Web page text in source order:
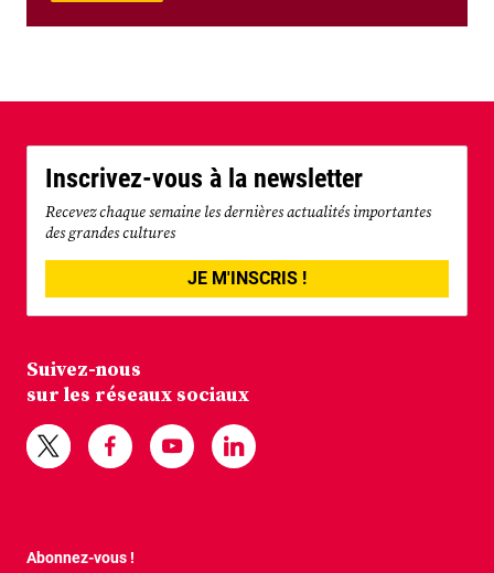
Inscrivez-vous à la newsletter
Recevez chaque semaine les dernières actualités importantes
des grandes cultures
JE M'INSCRIS !
Suivez-nous
sur les réseaux sociaux
Abonnez-vous !